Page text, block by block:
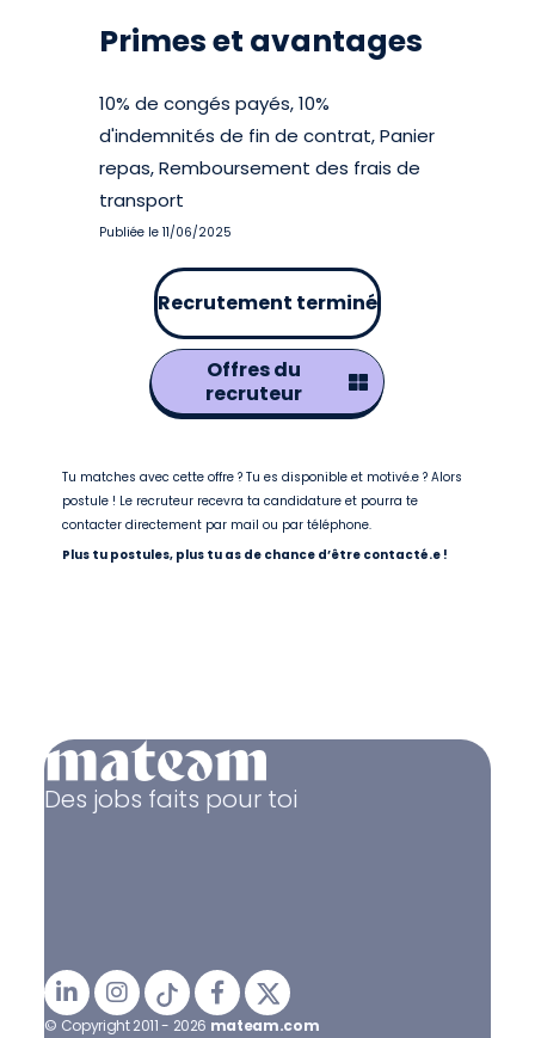
Primes et avantages
10% de congés payés, 10%
d'indemnités de fin de contrat, Panier
repas, Remboursement des frais de
transport
Publiée le 11/06/2025
Recrutement terminé
Offres du
recruteur
Tu matches avec cette offre ? Tu es disponible et motivé.e ? Alors
postule ! Le recruteur recevra ta candidature et pourra te
contacter directement par mail ou par téléphone.
Plus tu postules, plus tu as de chance d’être contacté.e !
Des jobs faits pour toi
© Copyright 2011 - 2026 mateam.com